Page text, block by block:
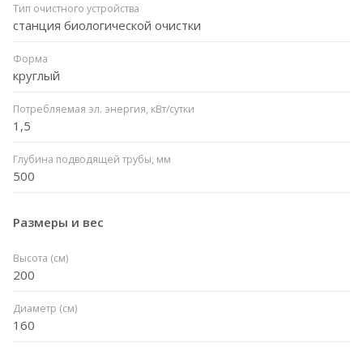
Тип очистного устройства
станция биологической очистки
Форма
круглый
Потребляемая эл. энергия, кВт/сутки
1,5
Глубина подводящей трубы, мм
500
Размеры и вес
Высота (см)
200
Диаметр (см)
160